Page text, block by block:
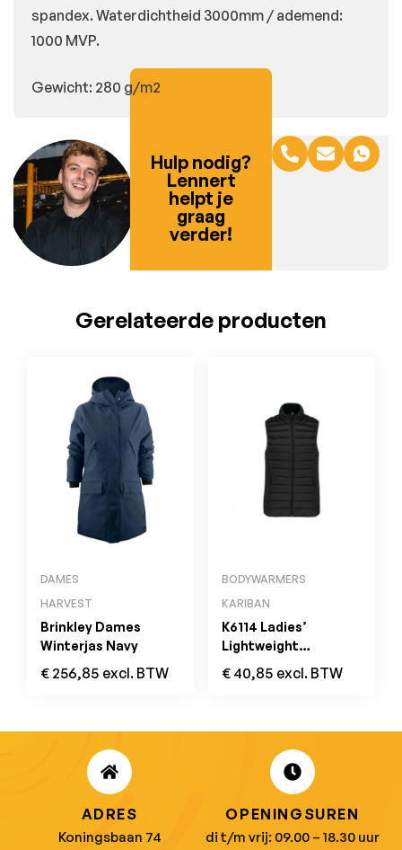
spandex. Waterdichtheid 3000mm / ademend:
1000 MVP.
Gewicht: 280 g/m2
Hulp nodig?
Lennert
helpt je
graag
verder!
Gerelateerde producten
DAMES
HARVEST
Brinkley Dames
Winterjas Navy
€ 256,85 excl. BTW
BODYWARMERS
KARIBAN
K6114 Ladies’
Lightweight
Sleeveless Down
Jacket Black
€ 40,85 excl. BTW
ADRES
Koningsbaan 74
OPENINGSUREN
di t/m vrij: 09.00 – 18.30 uur